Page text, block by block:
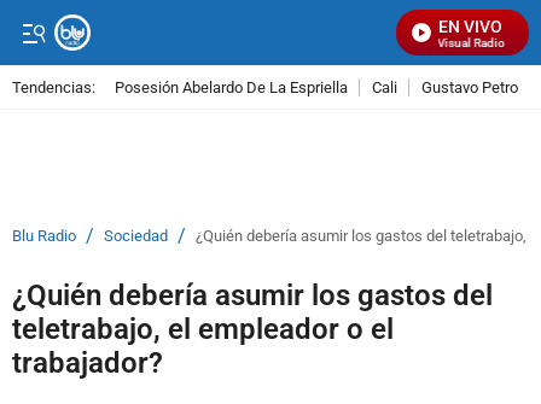
EN VIVO
Señal Visual Radio
Tendencias: Posesión Abelardo De La Espriella Cali Gustavo Petro
Blu Radio / Sociedad / ¿Quién debería asumir los gastos del teletrabajo,
¿Quién debería asumir los gastos del
teletrabajo, el empleador o el
trabajador?